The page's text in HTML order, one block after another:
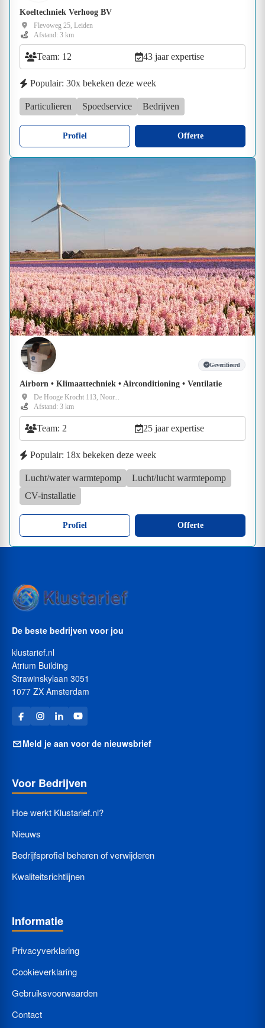
Koeltechniek Verhoog BV
Flevoweg 25, Leiden
Afstand: 3 km
Team: 12 43 jaar expertise
Populair: 30x bekeken deze week
Particulieren Spoedservice Bedrijven
Profiel Offerte
Geverifieerd
Airborn • Klimaattechniek • Airconditioning • Ventilatie
De Hooge Krocht 113, Noor...
Afstand: 3 km
Team: 2 25 jaar expertise
Populair: 18x bekeken deze week
Lucht/water warmtepomp
Lucht/lucht warmtepomp
CV-installatie
Profiel Offerte
De beste bedrijven voor jou
klustarief.nl
Atrium Building
Strawinskylaan 3051
1077 ZX Amsterdam
Meld je aan voor de nieuwsbrief
Voor Bedrijven
Hoe werkt Klustarief.nl?
Nieuws
Bedrijfsprofiel beheren of verwijderen
Kwaliteitsrichtlijnen
Informatie
Privacyverklaring
Cookieverklaring
Gebruiksvoorwaarden
Contact